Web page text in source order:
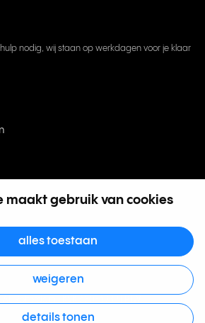
maakt gebruik van cookies
alles toestaan
weigeren
details tonen
nodig, wij staan op werkdagen voor je klaar